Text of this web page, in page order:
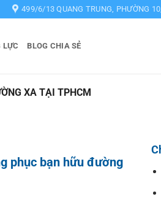
499/6/13 QUANG TRUNG, PHƯỜNG
LỰC BLOG CHIA SẺ
XA TẠI TPHCM
phục bạn hữu đường